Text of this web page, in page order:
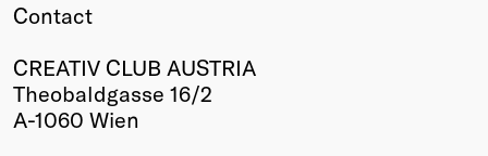
Contact
CREATIV CLUB AUSTRIA
Theobaldgasse 16/2
A-1060 Wien